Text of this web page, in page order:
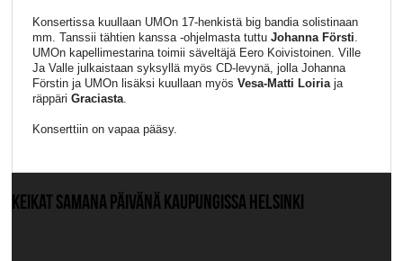
Konsertissa kuullaan UMOn 17-henkistä big bandia solistinaan
mm. Tanssii tähtien kanssa -ohjelmasta tuttu Johanna Försti.
UMOn kapellimestarina toimii säveltäjä Eero Koivistoinen. Ville
Ja Valle julkaistaan syksyllä myös CD-levynä, jolla Johanna
Förstin ja UMOn lisäksi kuullaan myös Vesa-Matti Loiriaja
räppäri Graciasta.
Konserttiin on vapaa pääsy.
KEIKAT SAMANA PÄIVÄNÄ KAUPUNGISSA HELSINKI